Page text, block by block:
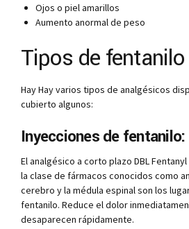
Ojos o piel amarillos
Aumento anormal de peso
Tipos de fentanilo
Hay Hay varios tipos de analgésicos
cubierto algunos:
Inyecciones de fentanilo:
El analgésico a corto plazo DBL
la clase de fármacos conocidos como
cerebro y la médula espinal son los
fentanilo. Reduce el dolor
desaparecen rápidamente.